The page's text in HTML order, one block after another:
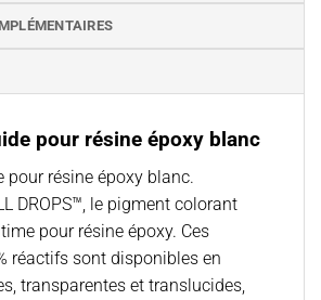
pour résine époxy blanc
pour résine époxy blanc.
DROPS™, le pigment colorant
pour résine époxy. Ces
réactifs sont disponibles en
transparentes et translucides,